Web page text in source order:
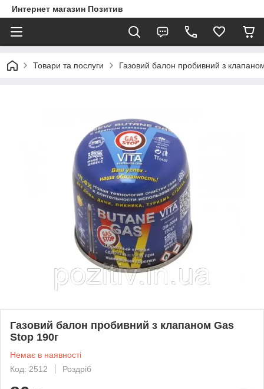
Интернет магазин Позитив
Товари та послуги Газовий балон пробивний з
Газовий балон пробивний з клапаном Gas
Stop 190г
Немає в наявності
Код: 2512
Роздріб